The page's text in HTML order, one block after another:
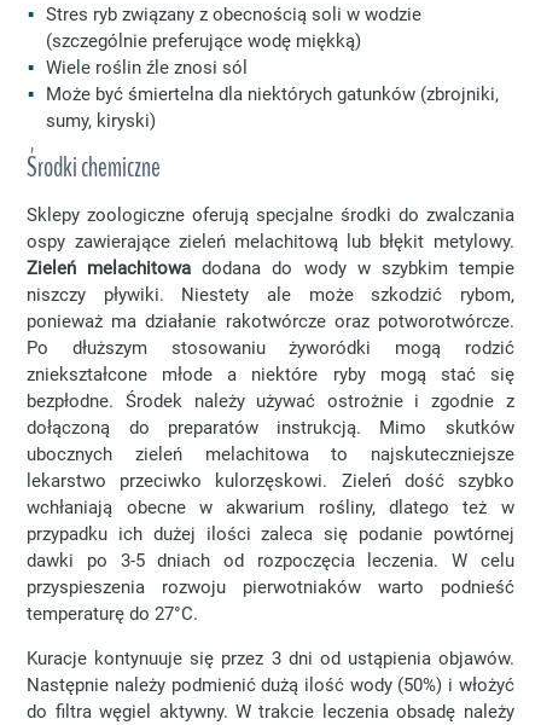
Stres ryb związany z obecnością soli w wodzie
(szczególnie preferujące wodę miękką)
Wiele roślin źle znosi sól
Może być śmiertelna dla niektórych gatunków (zbrojniki,
sumy, kiryski)
Środki chemiczne
Sklepy zoologiczne oferują specjalne środki do zwalczania
ospy zawierające zieleń melachitową lub błękit metylowy.
Zieleń melachitowa dodana do wody w szybkim tempie
niszczy pływiki. Niestety ale może szkodzić rybom,
ponieważ ma działanie rakotwórcze oraz potworotwórcze.
Po dłuższym stosowaniu żyworódki mogą rodzić
zniekształcone młode a niektóre ryby mogą stać się
bezpłodne. Środek należy używać ostrożnie i zgodnie z
dołączoną do preparatów instrukcją. Mimo skutków
ubocznych zieleń melachitowa to najskuteczniejsze
lekarstwo przeciwko kulorzęskowi. Zieleń dość szybko
wchłaniają obecne w akwarium rośliny, dlatego też w
przypadku ich dużej ilości zaleca się podanie powtórnej
dawki po 3-5 dniach od rozpoczęcia leczenia. W celu
przyspieszenia rozwoju pierwotniaków warto podnieść
temperaturę do 27°C.
Kuracje kontynuuje się przez 3 dni od ustąpienia objawów.
Następnie należy podmienić dużą ilość wody (50%) i włożyć
do filtra węgiel aktywny. W trakcie leczenia obsadę należy